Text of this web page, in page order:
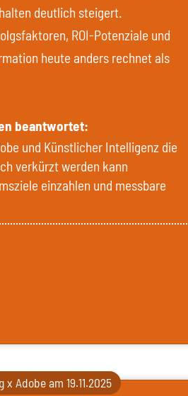
deutlich steigert.
ROI-Potenziale und
heute anders rechnet als
beantwortet:
und Künstlicher Intelligenz die
verkürzt werden kann
einzahlen und messbare
Adobe am 19.11.2025